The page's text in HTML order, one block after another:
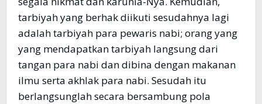
tarbiyah yang berhak diikuti sesudahnya lagi
adalah tarbiyah para pewaris nabi; orang yang
yang mendapatkan tarbiyah langsung dari
tangan para nabi dan dibina dengan makanan
ilmu serta akhlak para nabi. Sesudah itu
berlangsunglah secara bersambung pola